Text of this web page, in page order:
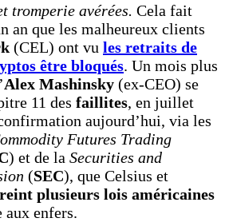
tromperie avérées. Cela fait
an que les malheureux clients
(CEL) ont vu les retraits de
être bloqués. Un mois plus
Alex Mashinsky (ex-CEO) se
11 des faillites, en juillet
aujourd’hui, via les
Futures Trading
) et de la Securities and
(SEC), que Celsius et
plusieurs lois américaines
aux enfers.